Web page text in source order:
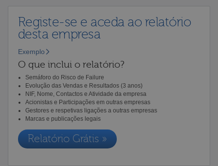
Registe-se e aceda ao relatório
desta empresa
Exemplo
O que inclui o relatório?
Semáforo do Risco de Failure
Evolução das Vendas e Resultados (3 anos)
NIF, Nome, Contactos e Atividade da empresa
Acionistas e Participações em outras empresas
Gestores e respetivas ligações a outras empresas
Marcas e publicações legais
Relatório Grátis »